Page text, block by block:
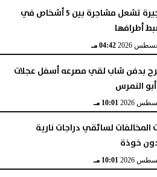
خلافات الجيرة تشعل مشاجرة بين 5 أشخاص في
أطرافها
04:42 مـ
بدفن شاب لقي مصرعه أسفل عجلات
النمرس
10:01 مـ
المخالفات لسائقي دراجات نارية
خوذة
10:01 مـ